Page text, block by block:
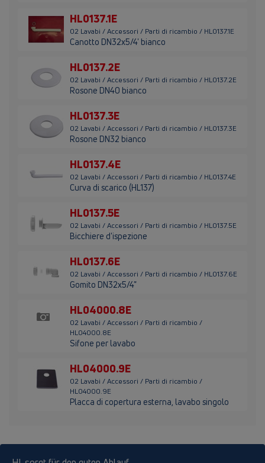
HL0137.1E
02 Lavabi / Accessori / Parti di ricambio / HL0137.1E
Canotto DN32x5/4' bianco
HL0137.2E
02 Lavabi / Accessori / Parti di ricambio / HL0137.2E
Rosone DN40 bianco
HL0137.3E
02 Lavabi / Accessori / Parti di ricambio / HL0137.3E
Rosone DN32 bianco
HL0137.4E
02 Lavabi / Accessori / Parti di ricambio / HL0137.4E
Curva di scarico (HL137)
HL0137.5E
02 Lavabi / Accessori / Parti di ricambio / HL0137.5E
Bicchiere d'ispezione
HL0137.6E
02 Lavabi / Accessori / Parti di ricambio / HL0137.6E
Gomito DN32x5/4"
HL04000.8E
02 Lavabi / Accessori / Parti di ricambio /
HL04000.8E
Sifone per lavabo
HL04000.9E
02 Lavabi / Accessori / Parti di ricambio /
HL04000.9E
Placca di copertura esterna, lavabo singolo